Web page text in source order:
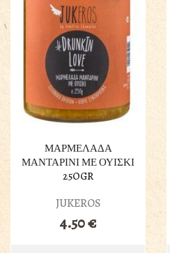
ΜΑΡΜΕΛΑΔΑ
ΜΑΝΤΑΡΙΝΙ ΜΕ ΟΥΙΣΚΙ
25OGR
JUKEROS
4.50€